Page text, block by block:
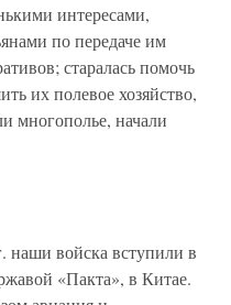
интересами,
по передаче им
старалась помочь
их полевое хозяйство,
многополье, начали
наши войска вступили в
«Пакта», в Китае.